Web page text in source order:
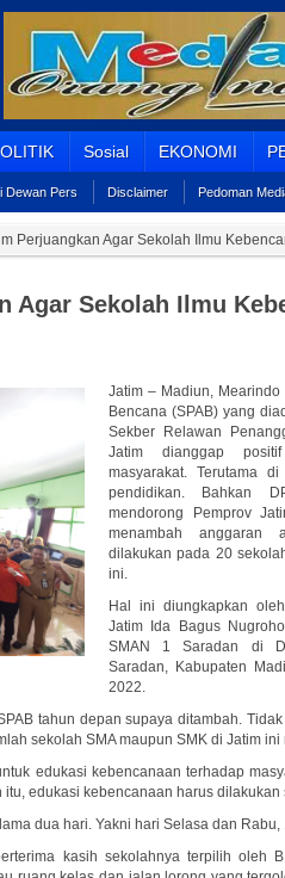
Sosial EKONOMI
Dewan Pers Disclaimer Pedoman
Perjuangkan Agar Sekolah Ilmu
Agar Sekolah Ilmu
Jatim – Madiun,
Bencana (SPAB) yang
Sekber Relawan
Jatim dianggap
masyarakat. Terutama
pendidikan. Bahkan
mendorong Pemprov
menambah anggaran
dilakukan pada 20
ini.
Hal ini diungkapkan
Jatim Ida Bagus
SMAN 1 Saradan di
Saradan, Kabupaten
2022.
tahun depan supaya ditambah.
sekolah SMA maupun SMK di Jatim ini
edukasi kebencanaan terhadap
edukasi kebencanaan harus dilakukan
dua hari. Yakni hari Selasa dan
kasih sekolahnya terpilih oleh